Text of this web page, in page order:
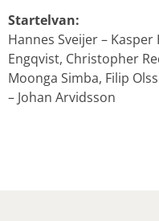
Startelvan:
Hannes Sveijer –
Engqvist, Christopher
Moonga Simba, Filip
– Johan Arvidsson